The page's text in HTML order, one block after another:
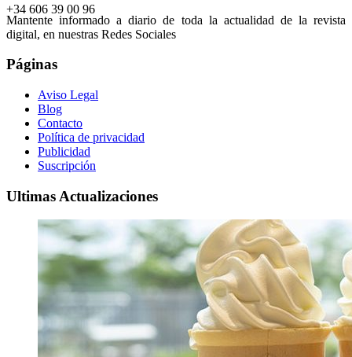
+34 606 39 00 96
Mantente informado a diario de toda la actualidad de la revista
digital, en nuestras Redes Sociales
Páginas
Aviso Legal
Blog
Contacto
Política de privacidad
Publicidad
Suscripción
Ultimas Actualizaciones